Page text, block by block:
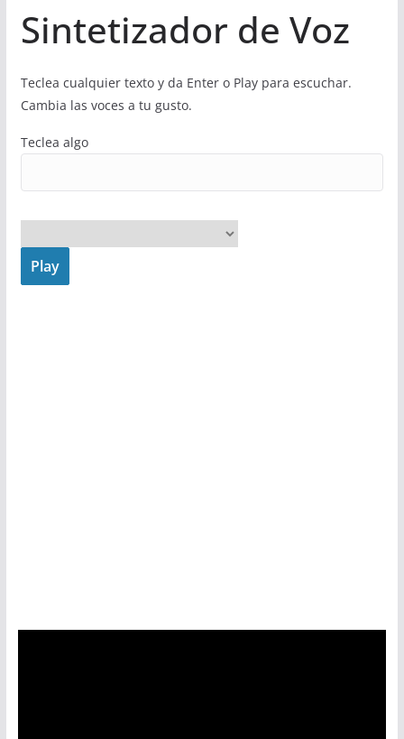
Sintetizador de Voz
Teclea cualquier texto y da Enter o Play para escuchar.
Cambia las voces a tu gusto.
Teclea algo
Play